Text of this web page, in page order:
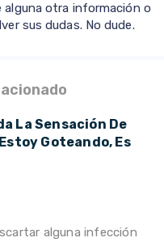
alguna otra información o
sus dudas. No dude.
La Sensación De
Goteando, Es
alguna infección